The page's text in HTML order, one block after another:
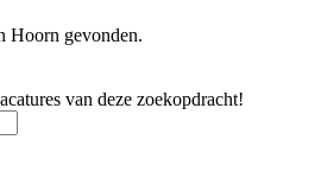
Hoorn gevonden.
van deze zoekopdracht!